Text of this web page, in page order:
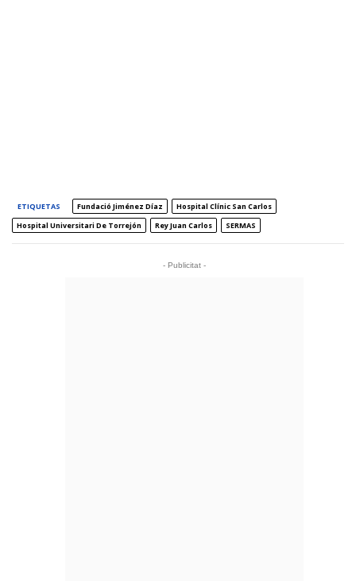
ETIQUETAS Fundació Jiménez Díaz
Hospital Clínic San Carlos
Hospital Universitari De Torrejón
Rey Juan Carlos SERMAS
- Publicitat -